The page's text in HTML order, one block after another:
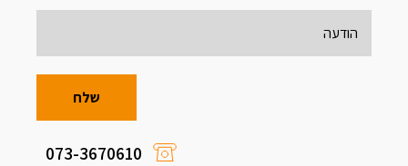
073-3670610